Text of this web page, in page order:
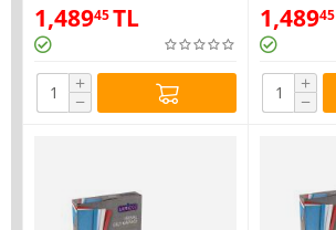
1,48945TL
+
−
1,48945
+
−